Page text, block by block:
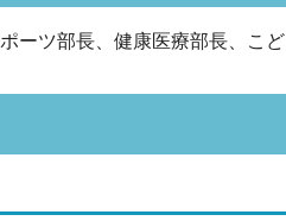
ーツ部長、健康医療部長、こ